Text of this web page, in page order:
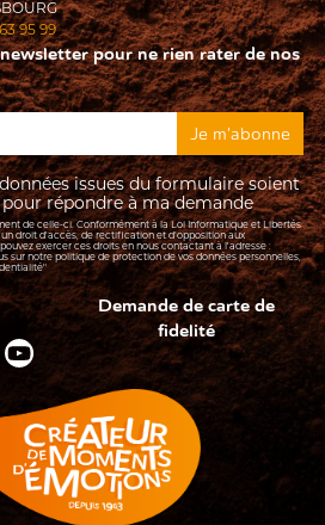
95 99
pour ne rien rater de nos
issues du formulaire soient
répondre à ma demande
de celle-ci. Conformément à la Loi Informatique et Libertés
droit d'accès, de rectification et d’opposition aux
exercer ces droits en nous contactant à l'adresse :
sur notre politique de protection de vos données personnelles,
Demande de carte de
fidelité